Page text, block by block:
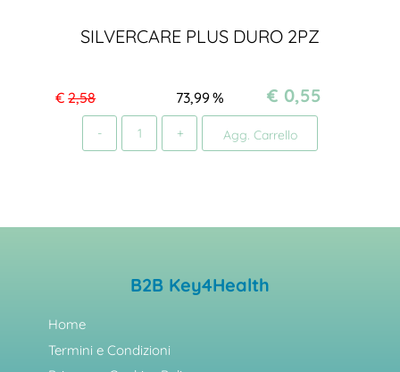
SILVERCARE PLUS DURO 2PZ
€ 2,58 %
73,99 € 0,55
Agg. Carrello
B2B Key4Health
Home
Termini e Condizioni